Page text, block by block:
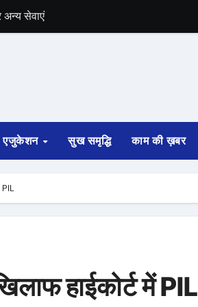
चुनाव की घोषणा
साफ
तक होगी
एजुकेशन सुख समृद्धि काम की ख़बर
PIL
हाईकोर्ट में PIL